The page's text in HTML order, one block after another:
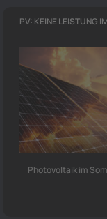
PV: KEINE LEISTUNG
Photovoltaik im